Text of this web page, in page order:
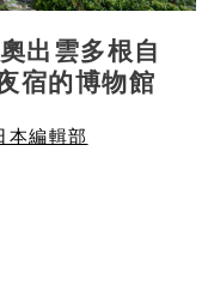
出雲多根自
宿的博物館
本編輯部